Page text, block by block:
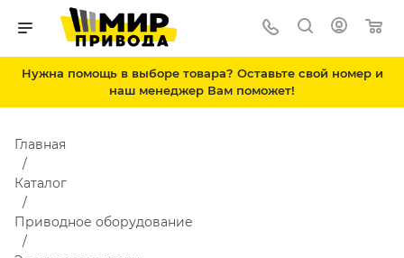
Нужна помощь в выборе товара? Оставьте свой номер и
наш менеджер Вам поможет!
Главная
Каталог
Приводное оборудование